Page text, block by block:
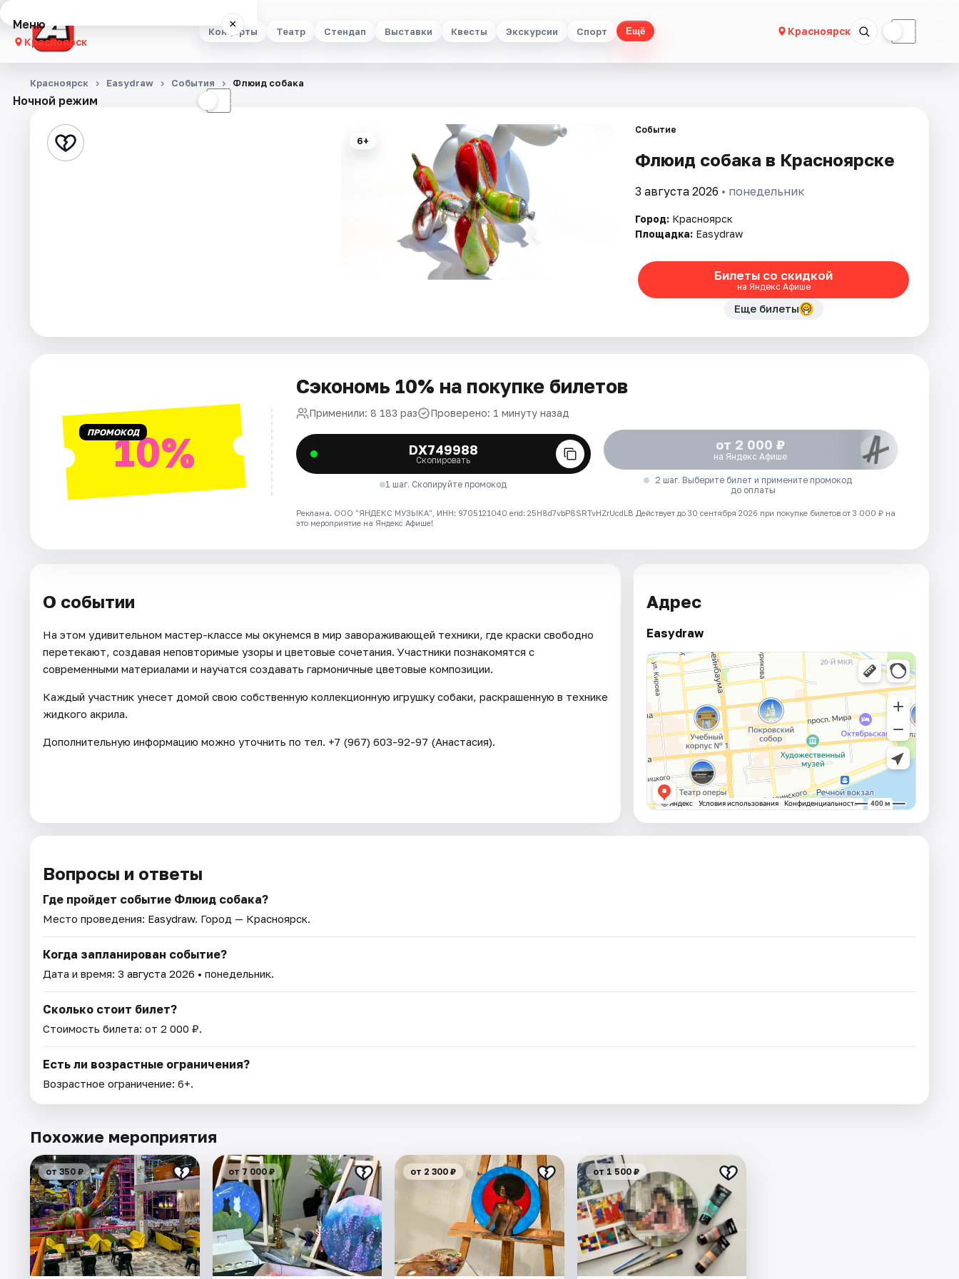
Концерты Театр Стендап Выставки Квесты Экскурсии Спорт Ещё Красноярск ☾
Меню ×
Красноярск
Концерты
Стендап
Артисты
Ночной режим ☾
Красноярск Easydraw События Флюид собака
6+
Событие
Флюид собака в Красноярске
3 августа 2026 • понедельник
Город: Красноярск
Площадка: Easydraw
Билеты со скидкой
на Яндекс Афише
Еще билеты
ПРОМОКОД10%
Сэкономь 10% на покупке билетов
Применили: 8 183 раз Проверено: 1 минуту назад
DX749988
Скопировать
1 шаг. Скопируйте промокод
от 2 000 ₽
на Яндекс Афише
2 шаг. Выберите билет и примените промокод
до оплаты
Реклама. ООО "ЯНДЕКС МУЗЫКА", ИНН: 9705121040 erid: 25H8d7vbP8SRTvHZrUcdLB Действует до 30 сентября 2026 при покупке билетов от 3 000 ₽ на
это мероприятие на Яндекс Афише!
О событии
На этом удивительном мастер-классе мы окунемся в мир завораживающей техники, где краски свободно
перетекают, создавая неповторимые узоры и цветовые сочетания. Участники познакомятся с
современными материалами и научатся создавать гармоничные цветовые композиции.
Каждый участник унесет домой свою собственную коллекционную игрушку собаки, раскрашенную в технике
жидкого акрила.
Дополнительную информацию можно уточнить по тел. +7 (967) 603-92-97 (Анастасия).
Адрес
Easydraw
Вопросы и ответы
Где пройдет событие Флюид собака?
Место проведения: Easydraw. Город — Красноярск.
Когда запланирован событие?
Дата и время: 3 августа 2026 • понедельник.
Сколько стоит билет?
Стоимость билета: от 2 000 ₽.
Есть ли возрастные ограничения?
Возрастное ограничение: 6+.
Похожие мероприятия
от 350 ₽ от 7 000 ₽ от 2 300 ₽ от 1 500 ₽